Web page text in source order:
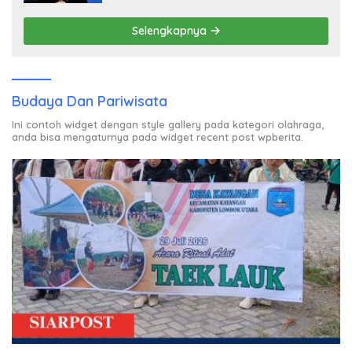
Selengkapnya
Budaya Dan Pariwisata
Ini contoh widget dengan style gallery pada kategori olahraga,
anda bisa mengaturnya pada widget recent post wpberita.